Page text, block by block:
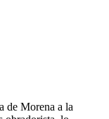
de Morena a la